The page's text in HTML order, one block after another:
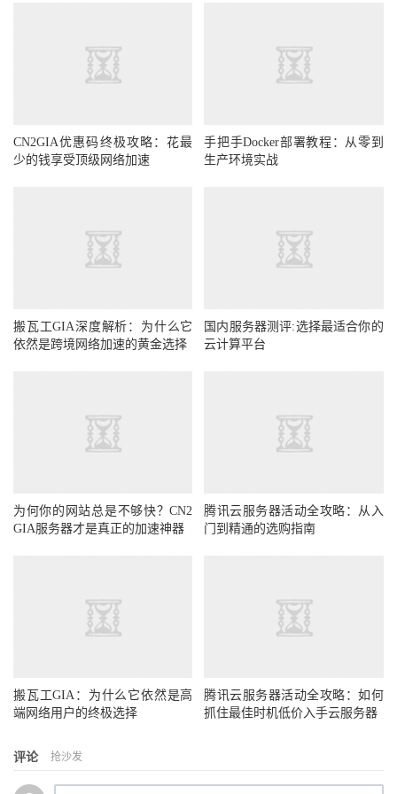
CN2GIA优惠码终极攻略：花最
少的钱享受顶级网络加速
手把手Docker部署教程：从零到
生产环境实战
搬瓦工GIA深度解析：为什么它
依然是跨境网络加速的黄金选择
国内服务器测评:选择最适合你的
云计算平台
为何你的网站总是不够快？CN2
GIA服务器才是真正的加速神器
腾讯云服务器活动全攻略：从入
门到精通的选购指南
搬瓦工GIA：为什么它依然是高
端网络用户的终极选择
腾讯云服务器活动全攻略：如何
抓住最佳时机低价入手云服务器
评论 抢沙发